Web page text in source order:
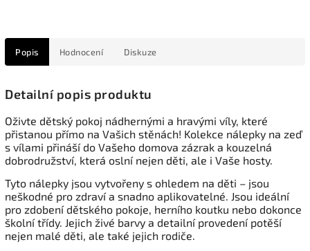
Popis Hodnocení Diskuze
Detailní popis produktu
Oživte dětský pokoj nádhernými a hravými víly, které
přistanou přímo na Vašich stěnách! Kolekce nálepky na zeď
s vílami přináší do Vašeho domova zázrak a kouzelná
dobrodružství, která oslní nejen děti, ale i Vaše hosty.
Tyto nálepky jsou vytvořeny s ohledem na děti – jsou
neškodné pro zdraví a snadno aplikovatelné. Jsou ideální
pro zdobení dětského pokoje, herního koutku nebo dokonce
školní třídy. Jejich živé barvy a detailní provedení potěší
nejen malé děti, ale také jejich rodiče.